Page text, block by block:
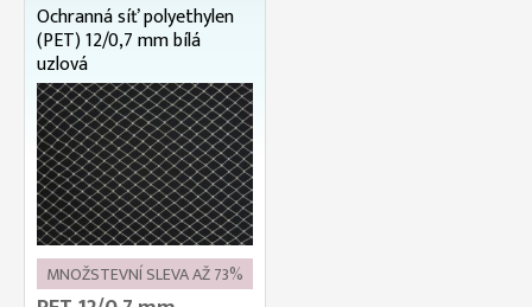
Ochranná síť polyethylen
(PET) 12/0,7 mm bílá
uzlová
MNOŽSTEVNÍ SLEVA AŽ 73%